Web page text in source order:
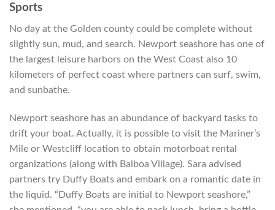
Sports
No day at the Golden county could be complete without
slightly sun, mud, and search. Newport seashore has one of
the largest leisure harbors on the West Coast also 10
kilometers of perfect coast where partners can surf, swim,
and sunbathe.
Newport seashore has an abundance of backyard tasks to
drift your boat. Actually, it is possible to visit the Mariner’s
Mile or Westcliff location to obtain motorboat rental
organizations (along with Balboa Village). Sara advised
partners try Duffy Boats and embark on a romantic date in
the liquid. “Duffy Boats are initial to Newport seashore,”